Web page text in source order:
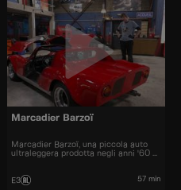
Marcadier Barzoï
Marcadier Barzoï, una piccola auto
ultraleggera prodotta negli anni '60 e
E3 57 min